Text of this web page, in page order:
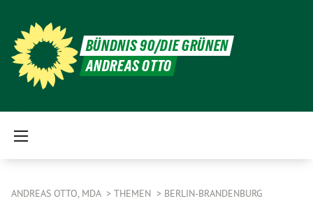
BÜNDNIS 90/DIE GRÜNEN
ANDREAS OTTO
ANDREAS OTTO, MDA THEMEN BERLIN-BRANDENBURG